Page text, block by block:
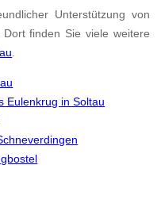
Unterstützung von
finden Sie viele weitere
Eulenkrug in Soltau